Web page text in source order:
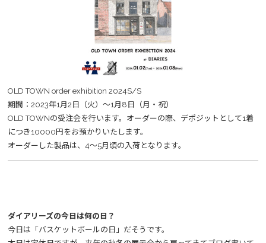
OLD TOWN order exhibition 2024S/S
期間：2023年1月2日（火）～1月8日（月・祝）
OLD TOWNの受注会を行います。オーダーの際、デポジットとして1着
につき10000円をお預かりいたします。
オーダーした製品は、4～5月頃の入荷となります。
ダイアリーズの今日は何の日？
今日は「バスケットボールの日」だそうです。